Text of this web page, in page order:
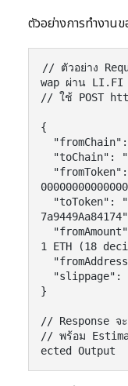
ตัวอย่างการทำงา
// ตัวอย่าง
wap ผ่าน LI.FI
// ใช้ POST
{
1 ETH (18
}
// Response จ
// พร้อม